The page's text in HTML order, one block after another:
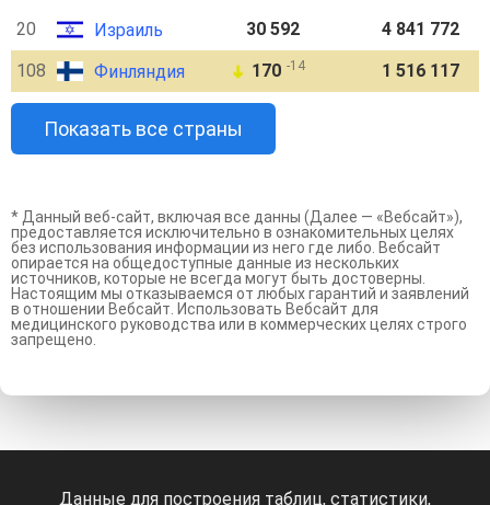
20
Израиль 30 592
4 841 772
108
Финляндия ➜ 170 -14 1 516 117
Показать все страны
* Данный веб-сайт, включая все данны (Далее — «Вебсайт»),
предоставляется исключительно в ознакомительных целях
без использования информации из него где либо. Вебсайт
опирается на общедоступные данные из нескольких
источников, которые не всегда могут быть достоверны.
Настоящим мы отказываемся от любых гарантий и заявлений
в отношении Вебсайт. Использовать Вебсайт для
медицинского руководства или в коммерческих целях строго
запрещено.
Данные для построения таблиц, статистики,